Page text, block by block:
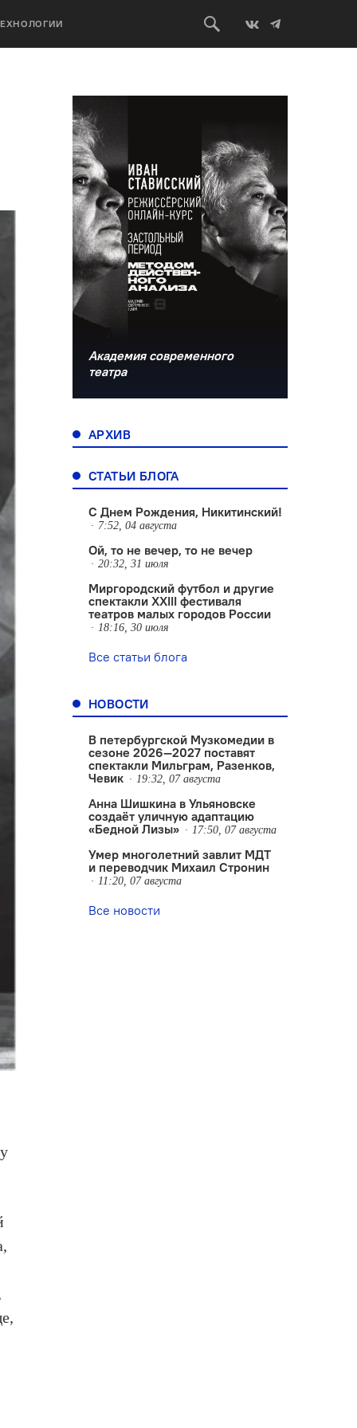
Академия современного
театра
АРХИВ
СТАТЬИ БЛОГА
С Днем Рождения, Никитинский!
7:52, 04 августа
Ой, то не вечер, то не вечер
20:32, 31 июля
Миргородский футбол и другие
спектакли XXIII фестиваля
театров малых городов России
18:16, 30 июля
Все статьи блога
НОВОСТИ
В петербургской Музкомедии в
сезоне 2026—2027 поставят
спектакли Мильграм, Разенков,
Чевик
19:32, 07 августа
Анна Шишкина в Ульяновске
создаëт уличную адаптацию
«Бедной Лизы»
17:50, 07 августа
Умер многолетний завлит МДТ
и переводчик Михаил Стронин
11:20, 07 августа
Все новости